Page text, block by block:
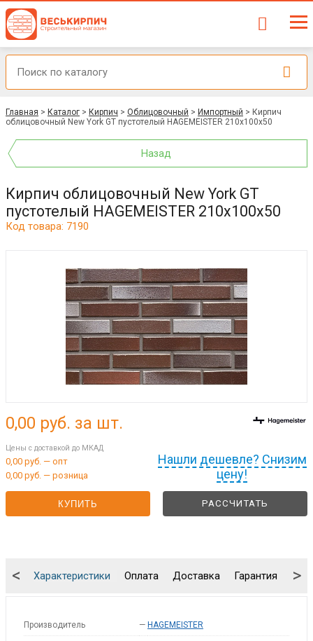
Главная > Каталог > Кирпич > Облицовочный > Импортный > Кирпич
облицовочный New York GT пустотелый HAGEMEISTER 210x100x50
Назад
Кирпич облицовочный New York GT
пустотелый HAGEMEISTER 210x100x50
Код товара: 7190
Нашли дешевле? Снизим
цену!
0,00 руб. за шт.
Цены с доставкой до МКАД
0,00 руб. — опт
0,00 руб. — розница
КУПИТЬ РАССЧИТАТЬ
Характеристики Оплата Доставка Гарантия
< >
Производитель — HAGEMEISTER